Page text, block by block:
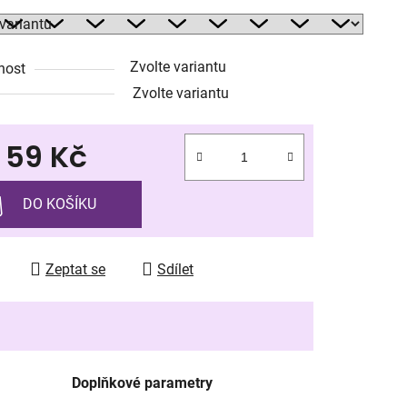
Zvolte variantu
Zvolte variantu
59 Kč
cena:
DO KOŠÍKU
Zeptat se Sdílet
Doplňkové parametry